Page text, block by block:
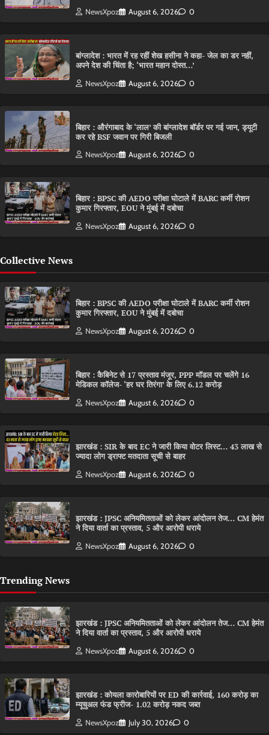
NewsXpoz August 6, 2026 0
बांग्लादेश : भारत में रह रहीं शेख हसीना ने कहा- जेल का डर नहीं,
अपने देश की चिंता है; ‘भारत महान दोस्त…’
NewsXpoz August 6, 2026 0
बिहार : औरंगाबाद के ‘लाल’ की बांग्लादेश बॉर्डर पर गई जान, ड्यूटी
कर रहे BSF जवान पर गिरी बिजली
NewsXpoz August 6, 2026 0
बिहार : BPSC की AEDO परीक्षा घोटाले में BARC कर्मी रोशन
कुमार गिरफ्तार, EOU ने मुंबई में दबोचा
NewsXpoz August 6, 2026 0
Collective News
बिहार : BPSC की AEDO परीक्षा घोटाले में BARC कर्मी रोशन
कुमार गिरफ्तार, EOU ने मुंबई में दबोचा
NewsXpoz August 6, 2026 0
बिहार : कैबिनेट से 17 प्रस्ताव मंजूर, PPP मॉडल पर चलेंगे 16
मेडिकल कॉलेज- ‘हर घर तिरंगा’ के लिए 6.12 करोड़
NewsXpoz August 6, 2026 0
झारखंड : SIR के बाद EC ने जारी किया वोटर लिस्ट… 43 लाख से
ज्यादा लोग ड्राफ्ट मतदाता सूची से बाहर
NewsXpoz August 6, 2026 0
झारखंड : JPSC अनियमितताओं को लेकर आंदोलन तेज… CM हेमंत
ने दिया वार्ता का प्रस्ताव, 5 और आरोपी धराये
NewsXpoz August 6, 2026 0
Trending News
झारखंड : JPSC अनियमितताओं को लेकर आंदोलन तेज… CM हेमंत
ने दिया वार्ता का प्रस्ताव, 5 और आरोपी धराये
NewsXpoz August 6, 2026 0
झारखंड : कोयला कारोबारियों पर ED की कार्रवाई, 160 करोड़ का
म्यूचुअल फंड फ्रीज- 1.02 करोड़ नकद जब्त
NewsXpoz July 30, 2026 0